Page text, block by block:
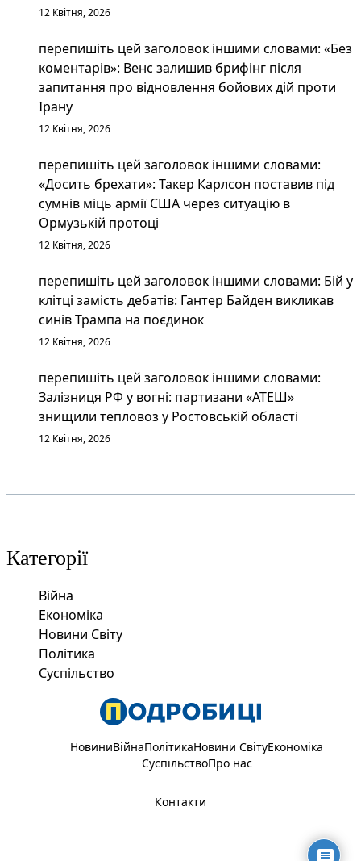
12 Квітня, 2026
перепишіть цей заголовок іншими словами: «Без
коментарів»: Венс залишив брифінг після
запитання про відновлення бойових дій проти
Ірану
12 Квітня, 2026
перепишіть цей заголовок іншими словами:
«Досить брехати»: Такер Карлсон поставив під
сумнів міць армії США через ситуацію в
Ормузькій протоці
12 Квітня, 2026
перепишіть цей заголовок іншими словами: Бій у
клітці замість дебатів: Гантер Байден викликав
синів Трампа на поєдинок
12 Квітня, 2026
перепишіть цей заголовок іншими словами:
Залізниця РФ у вогні: партизани «АТЕШ»
знищили тепловоз у Ростовській області
12 Квітня, 2026
Категорії
Війна
Економіка
Новини Світу
Політика
Суспільство
НовиниВійнаПолітикаНовини СвітуЕкономіка
СуспільствоПро нас
Контакти